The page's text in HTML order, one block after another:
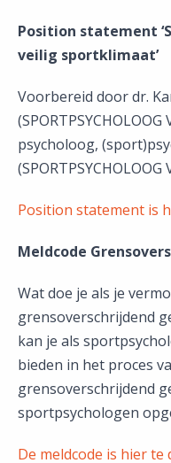
Position statement
veilig sportklimaat’
Voorbereid door dr.
psycholoog,
(SPORTPSYCHOLOOG
Position statement is
Meldcode
Wat doe je als je
grensoverschrijdend
kan je als
bieden in het proces
grensoverschrijdend
sportpsychologen
De meldcode is hier te